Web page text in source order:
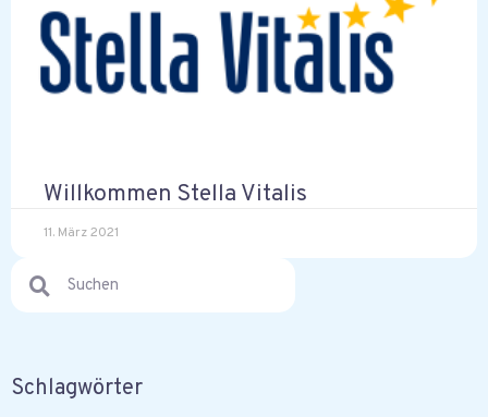
Willkommen Stella Vitalis
11. März 2021
Schlagwörter